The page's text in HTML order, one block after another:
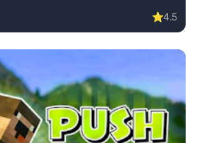
⭐4.5
online free. adventure game, no